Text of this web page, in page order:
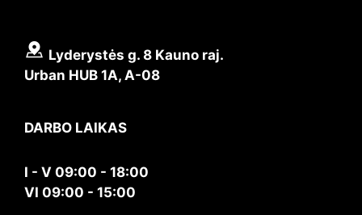
Lyderystės g. 8 Kauno raj.
Urban HUB 1A, A-08
DARBO LAIKAS
I - V 09:00 - 18:00
VI 09:00 - 15:00